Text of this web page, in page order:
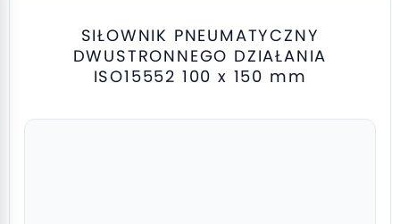
SIŁOWNIK PNEUMATYCZNY
DWUSTRONNEGO DZIAŁANIA
ISO15552 100 x 150 mm